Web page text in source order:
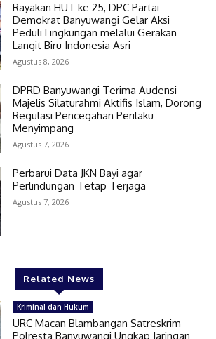
Rayakan HUT ke 25, DPC Partai
Demokrat Banyuwangi Gelar Aksi
Peduli Lingkungan melalui Gerakan
Langit Biru Indonesia Asri
Agustus 8, 2026
DPRD Banyuwangi Terima Audensi
Majelis Silaturahmi Aktifis Islam, Dorong
Regulasi Pencegahan Perilaku
Menyimpang
Agustus 7, 2026
Perbarui Data JKN Bayi agar
Perlindungan Tetap Terjaga
Agustus 7, 2026
Related News
Kriminal dan Hukum
URC Macan Blambangan Satreskrim
Polresta Banyuwangi Ungkap Jaringan